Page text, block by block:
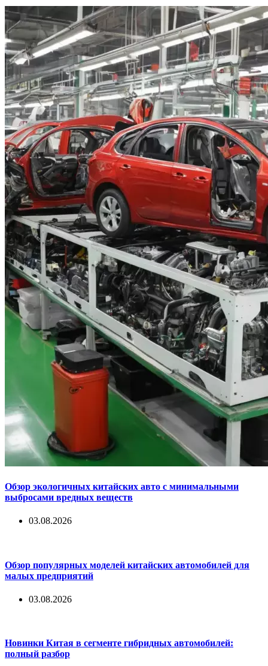
Обзор экологичных китайских авто с минимальными
выбросами вредных веществ
03.08.2026
Обзор популярных моделей китайских автомобилей для
малых предприятий
03.08.2026
Новинки Китая в сегменте гибридных автомобилей:
полный разбор